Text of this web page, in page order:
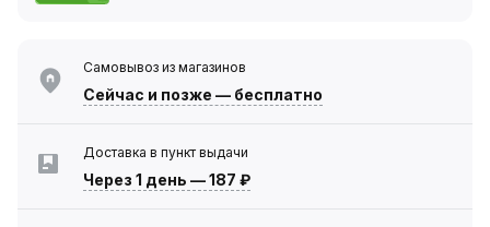
Самовывоз из магазинов
Сейчас и позже — бесплатно
Доставка в пункт выдачи
Через 1 день —187 ₽